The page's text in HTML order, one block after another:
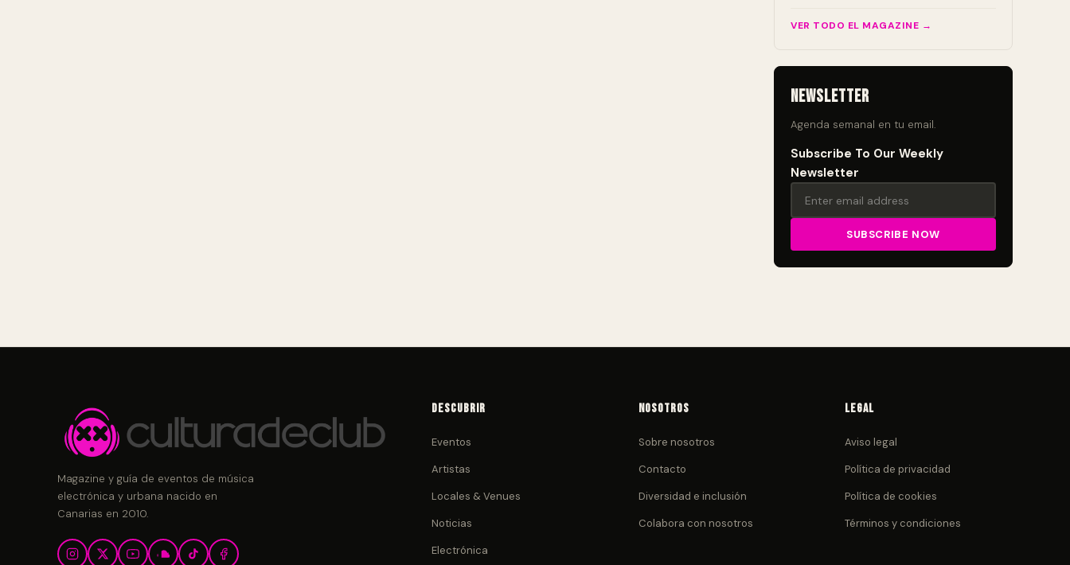
VER TODO EL MAGAZINE →
Newsletter
Agenda semanal en tu email.
Subscribe To Our Weekly
Newsletter
Magazine y guía de eventos de música
electrónica y urbana nacido en
Canarias en 2010.
Descubrir
Eventos
Artistas
Locales & Venues
Noticias
Electrónica
Nosotros
Sobre nosotros
Contacto
Diversidad e inclusión
Colabora con nosotros
Legal
Aviso legal
Política de privacidad
Política de cookies
Términos y condiciones